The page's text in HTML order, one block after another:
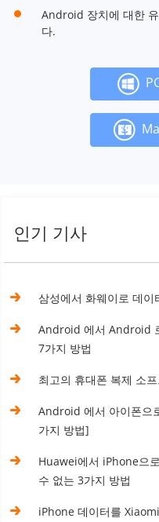
Android 장치에 대한
다.
인기 기사
삼성에서 화웨이로 데
Android 에서 Android
7가지 방법
최고의 휴대폰 복제 소
Android 에서 아이폰으
가지 방법]
Huawei에서 iPhone으
수 없는 3가지 방법
iPhone 데이터를